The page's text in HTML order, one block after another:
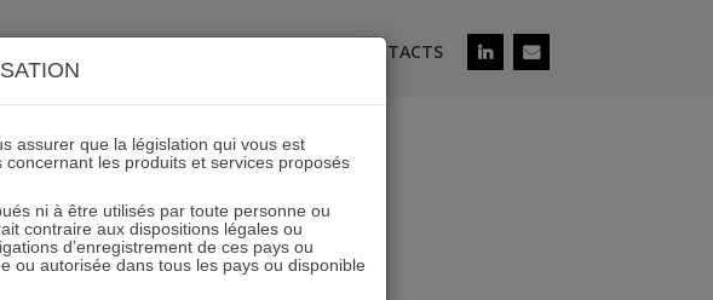
CONTACTS
21
assurer que la législation qui vous est
les produits et services proposés
ni à être utilisés par toute personne ou
contraire aux dispositions légales ou
d’enregistrement de ces pays ou
ou autorisée dans tous les pays ou disponible